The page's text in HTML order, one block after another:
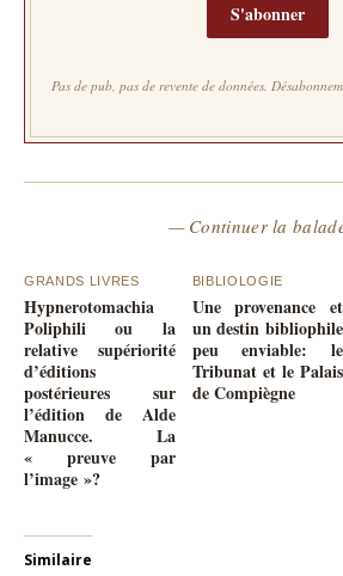
S'abonner
Pas de pub, pas de revente de données.
— Continuer la
GRANDS LIVRES
Hypnerotomachia
Poliphili ou la
relative supériorité
d’éditions
postérieures sur
l’édition de Alde
Manucce. La
« preuve par
l’image »?
BIBLIOLOGIE
Une provenance et
un destin bibliophile
peu enviable: le
Tribunat et le Palais
de Compiègne
Similaire